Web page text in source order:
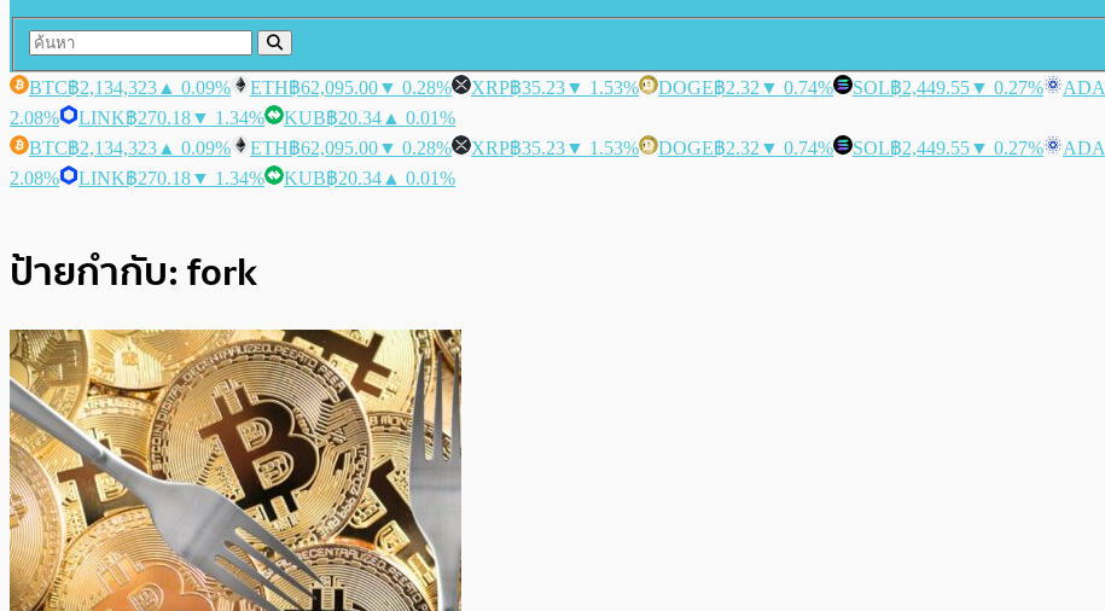
BTC฿2,134,323 ▲ 0.09% ETH฿62,095.00▼ 0.28% XRP฿35.23▼ 1.53% DOGE฿2.32 ▼ 0.74% SOL฿2,449.55▼ 0.27% ADA
2.08%
LINK฿270.18▼ 1.34% KUB฿20.34 ▲ 0.01%
BTC฿2,134,323 ▲ 0.09% ETH฿62,095.00▼ 0.28% XRP฿35.23▼ 1.53% DOGE฿2.32 ▼ 0.74% SOL฿2,449.55▼ 0.27% ADA
2.08%
LINK฿270.18▼ 1.34% KUB฿20.34 ▲ 0.01%
ป้ายกำกับ:fork